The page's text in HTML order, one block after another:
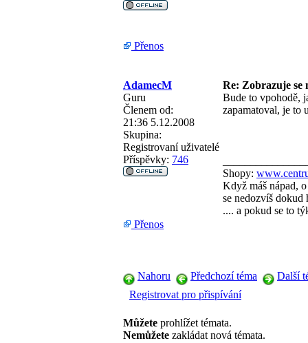
Přenos
AdamecM
Re: Zobrazuje se
Guru
Členem od:
21:36 5.12.2008
Skupina:
Registrovaní uživatelé
Příspěvky: 746
Bude to vpohodě,
zapamatoval, je to
Shopy:
Když máš nápad,
se nedozvíš dokud
.... a pokud se to
Přenos
Nahoru Předchozí téma
Další
Registrovat pro přispívání
Můžete prohlížet témata.
Nemůžete zakládat nová témata.